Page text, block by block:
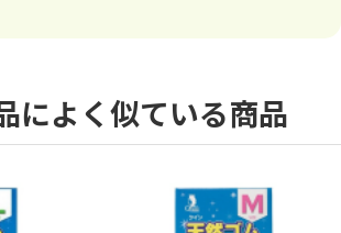
によく似ている商品